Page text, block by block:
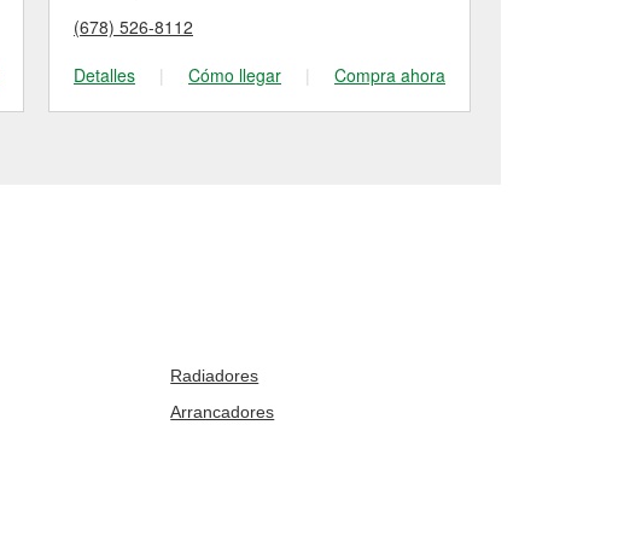
(678) 526-8112
Detalles
| Cómo llegar | Compra ahora
Radiadores
Arrancadores